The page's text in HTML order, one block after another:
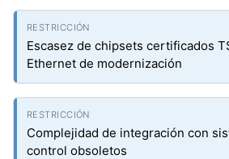
Escasez de chipsets certificados
Ethernet de modernización
Complejidad de integración con
control obsoletos